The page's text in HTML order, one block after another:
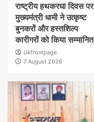
राष्ट्रीय हथकरघा दिवस पर
मुख्यमंत्री धामी ने उत्कृष्ट
बुनकरों और हस्तशिल्प
कारीगरों को किया सम्मानित
Ukfrontpage
7 August 2026